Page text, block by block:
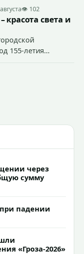
на объекте
власти.
👁 102
красота света и
155-летия
через
сумму
падении
«Гроза-2026»